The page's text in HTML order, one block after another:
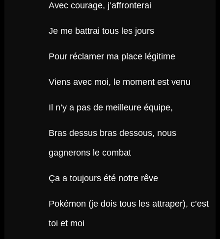
Avec courage, j’affronterai
Je me battrai tous les jours
Pour réclamer ma place légitime
Viens avec moi, le moment est venu
Il n’y a pas de meilleure équipe,
Bras dessus bras dessous, nous
gagnerons le combat
Ça a toujours été notre rêve
Pokémon (je dois tous les attraper), c’est
toi et moi